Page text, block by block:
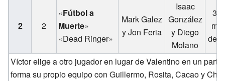
2 2
«Fútbol a
Muerte»
«Dead Ringer»
Mark Galez
y Jon Feria
Isaac
González
y Diego
Molano
30
de
Víctor elige a otro jugador en lugar de Valentino en un
forma su propio equipo con Guillermo, Rosita, Cacao y